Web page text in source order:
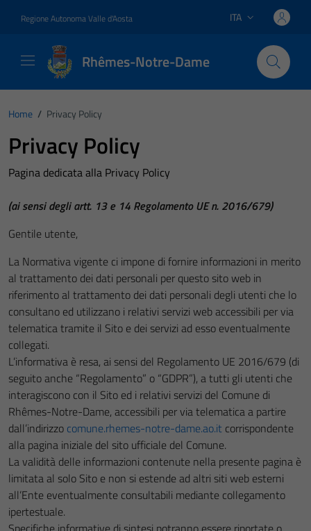
Regione Autonoma Valle d'Aosta Lingua attiva:
ITA
Rhêmes-Notre-Dame
Home / Privacy Policy
Privacy Policy
Pagina dedicata alla Privacy Policy
(ai sensi degli artt. 13 e 14 Regolamento UE n. 2016/679)
Gentile utente,
La Normativa vigente ci impone di fornire informazioni in merito
al trattamento dei dati personali per questo sito web in
riferimento al trattamento dei dati personali degli utenti che lo
consultano ed utilizzano i relativi servizi web accessibili per via
telematica tramite il Sito e dei servizi ad esso eventualmente
collegati.
L’informativa è resa, ai sensi del Regolamento UE 2016/679 (di
seguito anche “Regolamento” o “GDPR”), a tutti gli utenti che
interagiscono con il Sito ed i relativi servizi del Comune di
Rhêmes-Notre-Dame, accessibili per via telematica a partire
dall’indirizzo comune.rhemes-notre-dame.ao.it corrispondente
alla pagina iniziale del sito ufficiale del Comune.
La validità delle informazioni contenute nella presente pagina è
limitata al solo Sito e non si estende ad altri siti web esterni
all’Ente eventualmente consultabili mediante collegamento
ipertestuale.